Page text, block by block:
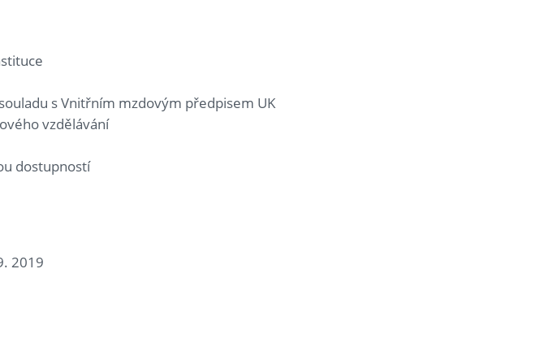
s Vnitřním mzdovým předpisem UK
vzdělávání
dostupností
2019